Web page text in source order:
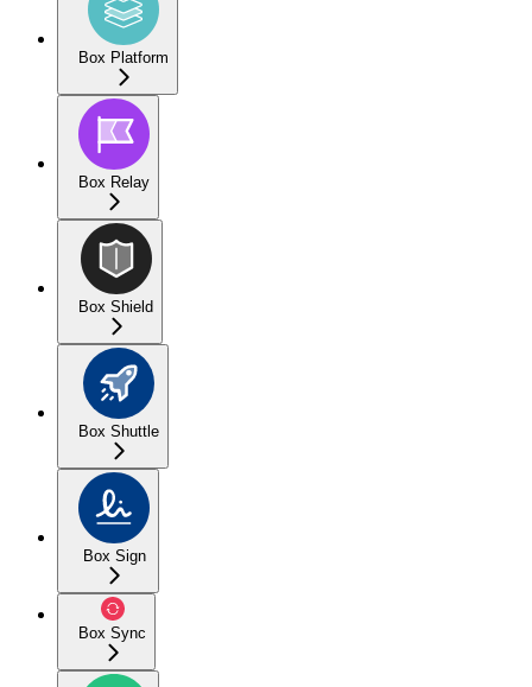
Box Platform
Box Relay
Box Shield
Box Shuttle
Box Sign
Box Sync